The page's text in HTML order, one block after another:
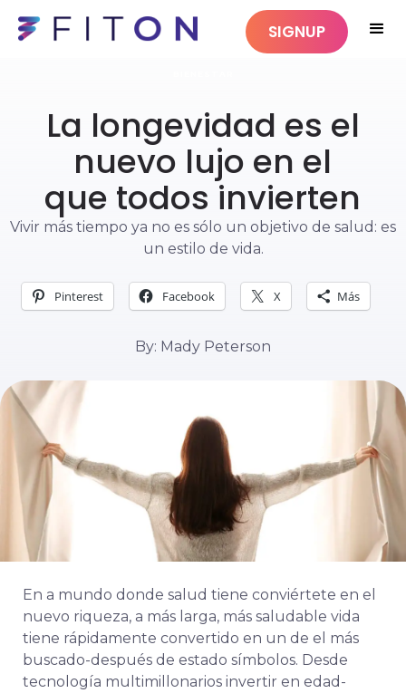
SIGNUP
La longevidad es el
nuevo lujo en el
que todos invierten
Vivir más tiempo ya no es sólo un objetivo de salud: es
un estilo de vida.
Pinterest Facebook X Más
By: Mady Peterson
En a mundo donde salud tiene conviértete en el
nuevo riqueza, a más larga, más saludable vida
tiene rápidamente convertido en un de el más
buscado-después de estado símbolos. Desde
tecnología multimillonarios invertir en edad-